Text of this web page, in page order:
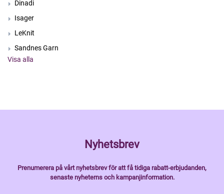
Dinadi
Isager
LeKnit
Sandnes Garn
Visa alla
Nyhetsbrev
Prenumerera på vårt nyhetsbrev för att få tidiga rabatt-erbjudanden,
senaste nyheterns och kampanjinformation.